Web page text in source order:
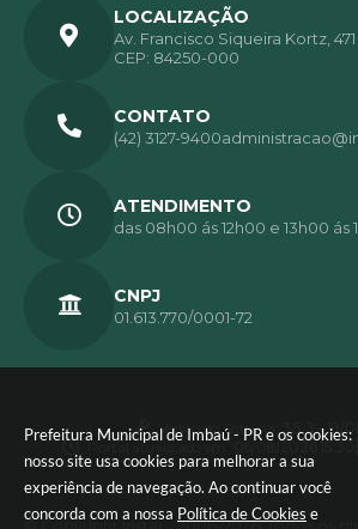
Prefeitura Municipal de Imbaú - PR e os cookies:
nosso site usa cookies para melhorar a sua
experiência de navegação. Ao continuar você
concorda com a nossa Política de Cookies e
LOCALIZAÇÃO
Av. Francisco Siqueira Kortz,
CEP: 84250-000
CONTATO
(42) 3127-9400
ATENDIMENTO
das 08h00 ás 12h00 e 13h00 ás
CNPJ
01.613.770/0001-72
Versão do Sistema:
3.5.3 - 19/
Portal atualizado em: